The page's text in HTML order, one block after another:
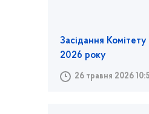
Засідання Комітету
2026 року
26 травня 2026